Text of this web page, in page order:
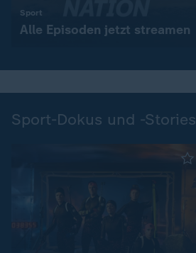
Sport
Alle Episoden jetzt streamen
Sport-Dokus und -Stories